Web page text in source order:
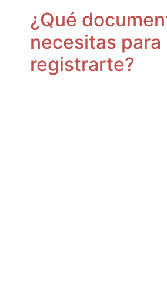
¿Qué
necesitas para
registrarte?